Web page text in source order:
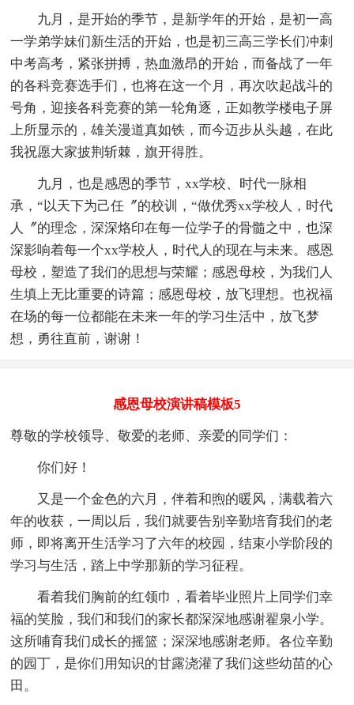
九月，是开始的季节，是新学年的开始，是初一高
一学弟学妹们新生活的开始，也是初三高三学长们冲刺
中考高考，紧张拼搏，热血激昂的开始，而备战了一年
的各科竞赛选手们，也将在这一个月，再次吹起战斗的
号角，迎接各科竞赛的第一轮角逐，正如教学楼电子屏
上所显示的，雄关漫道真如铁，而今迈步从头越，在此
我祝愿大家披荆斩棘，旗开得胜。
九月，也是感恩的季节，xx学校、时代一脉相
承，“以天下为己任〞的校训，“做优秀xx学校人，时代
人〞的理念，深深烙印在每一位学子的骨髓之中，也深
深影响着每一个xx学校人，时代人的现在与未来。感恩
母校，塑造了我们的思想与荣耀；感恩母校，为我们人
生填上无比重要的诗篇；感恩母校，放飞理想。也祝福
在场的每一位都能在未来一年的学习生活中，放飞梦
想，勇往直前，谢谢！
感恩母校演讲稿模板5
尊敬的学校领导、敬爱的老师、亲爱的同学们：
你们好！
又是一个金色的六月，伴着和煦的暖风，满载着六
年的收获，一周以后，我们就要告别辛勤培育我们的老
师，即将离开生活学习了六年的校园，结束小学阶段的
学习与生活，踏上中学那新的学习征程。
看着我们胸前的红领巾，看着毕业照片上同学们幸
福的笑脸，我们和我们的家长都深深地感谢翟泉小学。
这所哺育我们成长的摇篮；深深地感谢老师。各位辛勤
的园丁，是你们用知识的甘露浇灌了我们这些幼苗的心
田。